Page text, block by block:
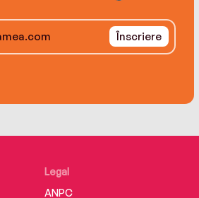
Înscriere
Legal
ANPC